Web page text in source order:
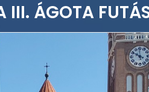
III. ÁGOTA